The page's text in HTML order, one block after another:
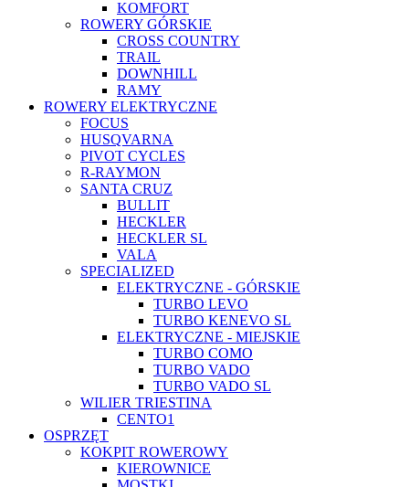
KOMFORT
ROWERY GÓRSKIE
CROSS COUNTRY
TRAIL
DOWNHILL
RAMY
ROWERY ELEKTRYCZNE
FOCUS
HUSQVARNA
PIVOT CYCLES
R-RAYMON
SANTA CRUZ
BULLIT
HECKLER
HECKLER SL
VALA
SPECIALIZED
ELEKTRYCZNE - GÓRSKIE
TURBO LEVO
TURBO KENEVO SL
ELEKTRYCZNE - MIEJSKIE
TURBO COMO
TURBO VADO
TURBO VADO SL
WILIER TRIESTINA
CENTO1
OSPRZĘT
KOKPIT ROWEROWY
KIEROWNICE